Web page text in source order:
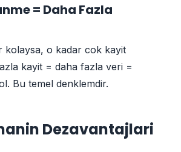
= Daha Fazla
kolaysa, o kadar cok kayit
kayit = daha fazla veri =
Bu temel denklemdir.
Dezavantajlari